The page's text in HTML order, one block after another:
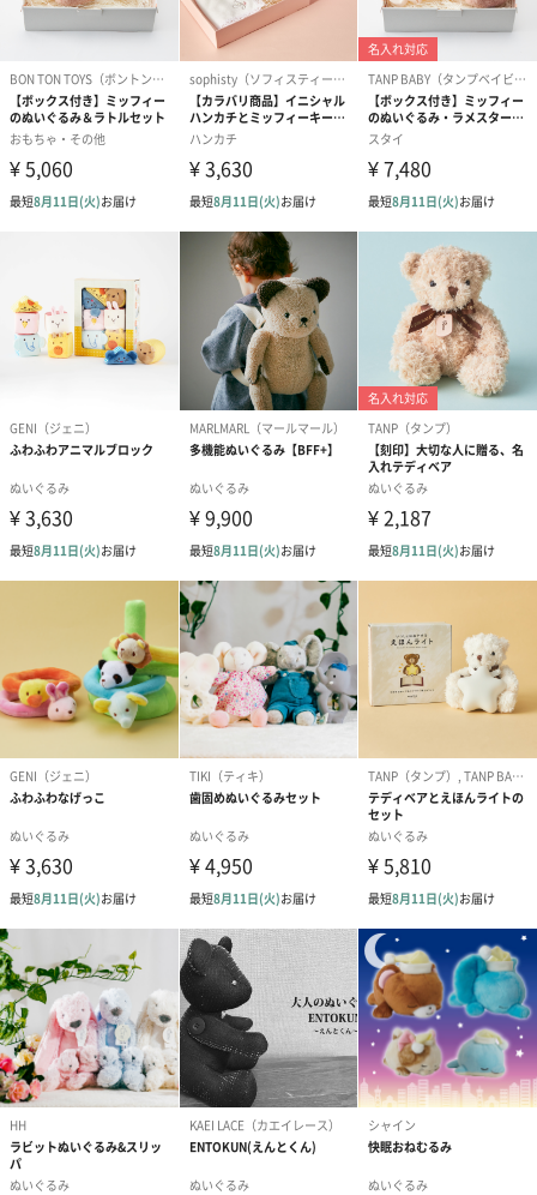
誕生日や結婚祝い・出産祝いなど、様々なシーンのメッセージカ
ードを同梱します。
メッセージカードや封筒のデザインは一部変更する場合がありま
す。
写真付きメッセージカ
ード（680円）
写真付きメッセージカ
ード（Thank you）ピ
ンク（680円）
【誕生日】
Birthday ホワ
刷なし）（
ギフトラッピングを施してお届けします。
リボン付きバッグ（クリーム）
XL（350円）
XL（350円）
のしカード
商品の形質上、のしを直接添付できない商品にのし風のカードを
※のし下はご記入いただけません。
※カードのデザインは一部変更する場合があります。